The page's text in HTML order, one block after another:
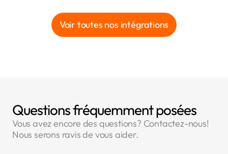
Voir toutes nos intégrations
Questions fréquemment posées
Vous avez encore des questions? Contactez-nous!
Nous serons ravis de vous aider.